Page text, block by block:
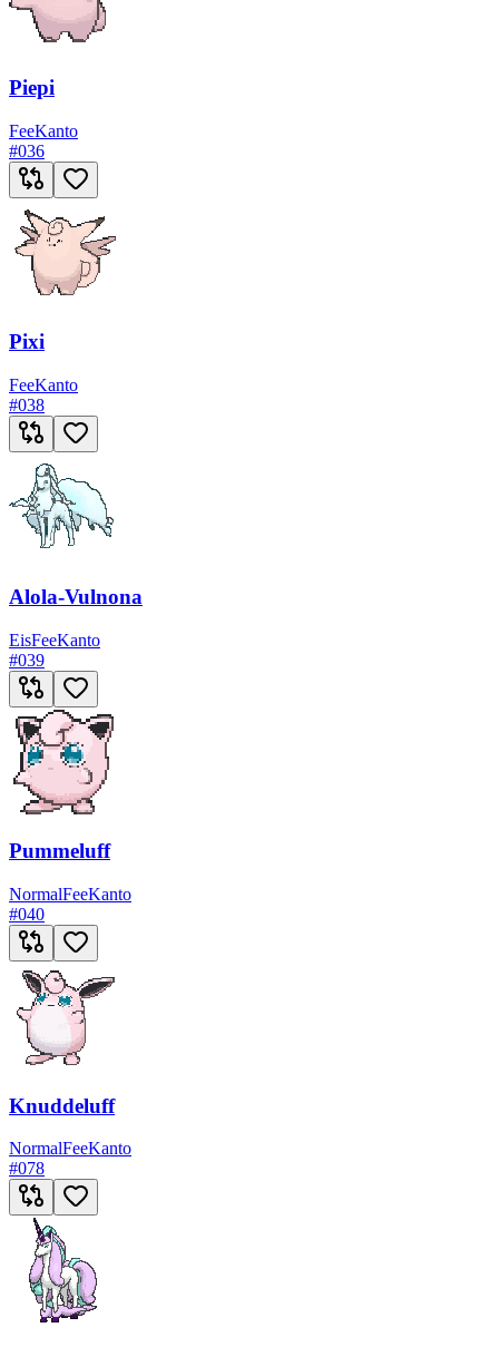
Piepi
FeeKanto
#036
Pixi
FeeKanto
#038
Alola-Vulnona
EisFeeKanto
#039
Pummeluff
NormalFeeKanto
#040
Knuddeluff
NormalFeeKanto
#078